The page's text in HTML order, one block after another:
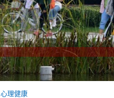
心理健康